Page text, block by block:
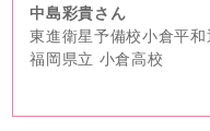
中島彩貴さん
東進衛星予備校小倉平和
福岡県立 小倉高校